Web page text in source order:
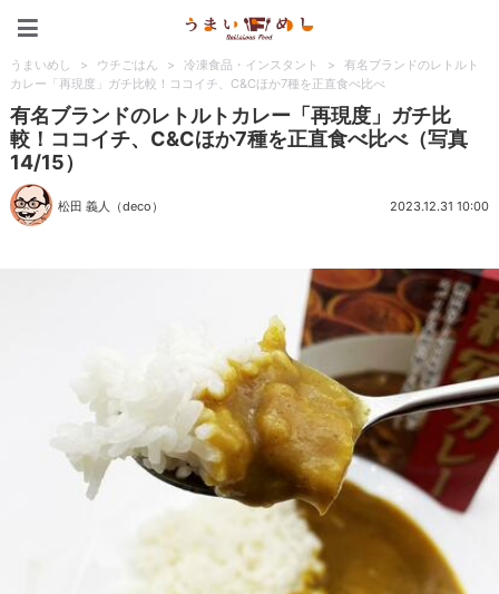
うまいめし > ウチごはん > 冷凍食品・インスタント >
有名ブランドのレトルト
カレー「再現度」ガチ比較！ココイチ、C&Cほか7種を正直食べ比べ
有名ブランドのレトルトカレー「再現度」ガチ比
較！ココイチ、C&Cほか7種を正直食べ比べ（写真
14/15）
松田 義人（deco） 2023.12.31 10:00